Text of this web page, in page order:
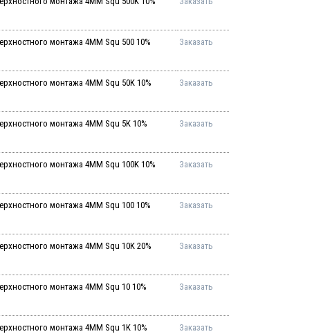
монтажа 4MM Squ 500 10%
Заказать
монтажа 4MM Squ 50K 10%
Заказать
монтажа 4MM Squ 5K 10%
Заказать
монтажа 4MM Squ 100K 10%
Заказать
монтажа 4MM Squ 100 10%
Заказать
монтажа 4MM Squ 10K 20%
Заказать
монтажа 4MM Squ 10 10%
Заказать
монтажа 4MM Squ 1K 10%
Заказать